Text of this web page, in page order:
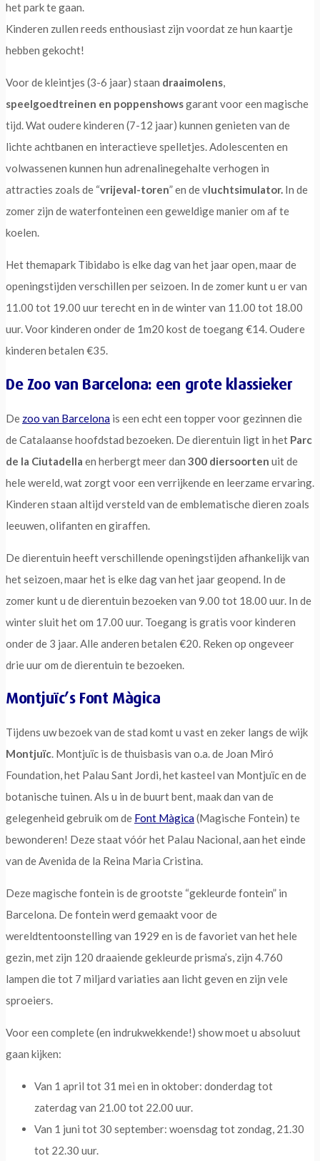
het park te gaan.
Kinderen zullen reeds enthousiast zijn voordat ze hun kaartje
hebben gekocht!
Voor de kleintjes (3-6 jaar) staan draaimolens,
speelgoedtreinen en poppenshowsgarant voor een magische
tijd. Wat oudere kinderen (7-12 jaar) kunnen genieten van de
lichte achtbanen en interactieve spelletjes. Adolescenten en
volwassenen kunnen hun adrenalinegehalte verhogen in
attracties zoals de “vrijeval-toren” en de vluchtsimulator. In de
zomer zijn de waterfonteinen een geweldige manier om af te
koelen.
Het themapark Tibidabo is elke dag van het jaar open, maar de
openingstijden verschillen per seizoen. In de zomer kunt u er van
11.00 tot 19.00 uur terecht en in de winter van 11.00 tot 18.00
uur. Voor kinderen onder de 1m20 kost de toegang €14. Oudere
kinderen betalen €35.
De Zoo van Barcelona: een grote klassieker
De zoo van Barcelona is een echt een topper voor gezinnen die
de Catalaanse hoofdstad bezoeken. De dierentuin ligt in het Parc
de la Ciutadella en herbergt meer dan 300 diersoorten uit de
hele wereld, wat zorgt voor een verrijkende en leerzame ervaring.
Kinderen staan altijd versteld van de emblematische dieren zoals
leeuwen, olifanten en giraffen.
De dierentuin heeft verschillende openingstijden afhankelijk van
het seizoen, maar het is elke dag van het jaar geopend. In de
zomer kunt u de dierentuin bezoeken van 9.00 tot 18.00 uur. In de
winter sluit het om 17.00 uur. Toegang is gratis voor kinderen
onder de 3 jaar. Alle anderen betalen €20. Reken op ongeveer
drie uur om de dierentuin te bezoeken.
Montjuïc’s Font Màgica
Tijdens uw bezoek van de stad komt u vast en zeker langs de wijk
Montjuïc. Montjuïc is de thuisbasis van o.a. de Joan Miró
Foundation, het Palau Sant Jordi, het kasteel van Montjuïc en de
botanische tuinen. Als u in de buurt bent, maak dan van de
gelegenheid gebruik om de Font Màgica(Magische Fontein) te
bewonderen! Deze staat vóór het Palau Nacional, aan het einde
van de Avenida de la Reina Maria Cristina.
Deze magische fontein is de grootste “gekleurde fontein” in
Barcelona. De fontein werd gemaakt voor de
wereldtentoonstelling van 1929 en is de favoriet van het hele
gezin, met zijn 120 draaiende gekleurde prisma’s, zijn 4.760
lampen die tot 7 miljard variaties aan licht geven en zijn vele
sproeiers.
Voor een complete (en indrukwekkende!) show moet u absoluut
gaan kijken:
Van 1 april tot 31 mei en in oktober: donderdag tot
zaterdag van 21.00 tot 22.00 uur.
Van 1 juni tot 30 september: woensdag tot zondag, 21.30
tot 22.30 uur.